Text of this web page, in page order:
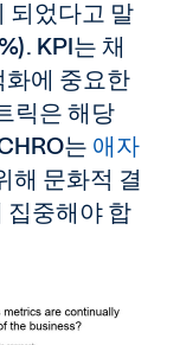
되었다고 말
KPI는 채
화에 중요한
릭은 해당
는 애자
해 문화적 결
집중해야 합